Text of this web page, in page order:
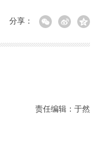
分享：
责任编辑：于然